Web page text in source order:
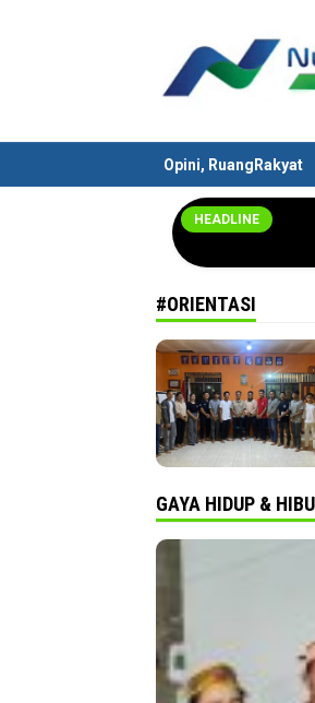
Nusantaravoices.id
Berani Suarakan
Opini, RuangRakyat
HEADLINE
#ORIENTASI
GAYA HIDUP &